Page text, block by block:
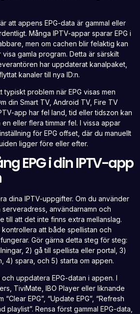
att appens EPG-data är gammal eller
Många IPTV-appar sparar EPG i
men om cachen blir felaktig kan
gamla program. Detta är särskilt
har uppdaterat kanalpaket,
kanaler till nya ID:n.
typiskt problem när EPG visas men
din Smart TV, Android TV, Fire TV
app har fel land, tid eller tidszon kan
eller flera timmar fel. I vissa appar
för EPG offset, där du manuellt
ligger före eller efter.
EPG i din IPTV-app
dina IPTV-uppgifter. Om du använder
användarnamn och
till att det inte finns extra mellanslag.
att både spellistan och
Gör gärna detta steg för steg:
2) gå till spellista eller portal, 3)
4) spara, och 5) starta om appen.
uppdatera EPG-datan i appen. I
TiviMate, IBO Player eller liknande
EPG”, “Update EPG”, “Refresh
playlist”. Rensa först gammal EPG-data,